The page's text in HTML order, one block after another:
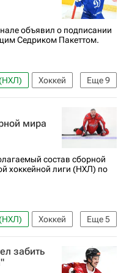
объявил о подписании
Седриком Пакеттом.
Еще9
Хоккей
Седрик Пакетт
мира
состав сборной
хоккейной лиги (НХЛ) по
Еще5
Хоккей
забить